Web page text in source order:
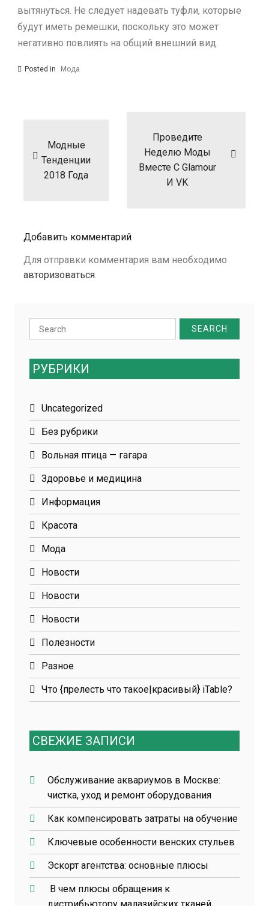
вытянуться. Не следует надевать туфли, которые
будут иметь ремешки, поскольку это может
негативно повлиять на общий внешний вид.
Posted in Мода
Модные
Тенденции
2018 Года
Проведите
Неделю Моды
Вместе С Glamour
И VK
Добавить комментарий
Для отправки комментария вам необходимо
авторизоваться.
Search
for:
РУБРИКИ
Uncategorized
Без рубрики
Вольная птица — гагара
Здоровье и медицина
Информация
Красота
Мода
Новости
Новости
Новости
Полезности
Разное
Что {прелесть что такое|красивый} iTable?
СВЕЖИЕ ЗАПИСИ
Обслуживание аквариумов в Москве:
чистка, уход и ремонт оборудования
Как компенсировать затраты на обучение
Ключевые особенности венских стульев
Эскорт агентства: основные плюсы
В чем плюсы обращения к